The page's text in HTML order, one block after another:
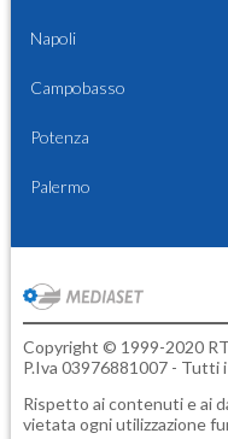
Napoli
Campobasso
Potenza
Palermo
Copyright © 1999-2020
P.Iva 03976881007 - Tutti
Rispetto ai contenuti e ai
vietata ogni utilizzazione